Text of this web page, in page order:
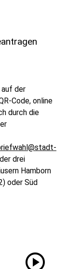
der
Code, online
durch die
drei
Hamborn
oder Süd
play_circle